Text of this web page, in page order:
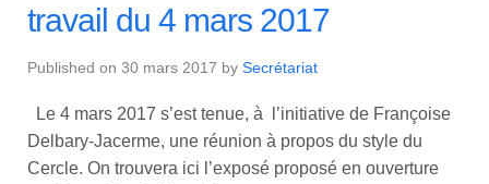
travail du 4 mars 2017
Published on 30 mars 2017 by Secrétariat
Le 4 mars 2017 s’est tenue, à l’initiative de Françoise
Delbary-Jacerme, une réunion à propos du style du
Cercle. On trouvera ici l’exposé proposé en ouverture